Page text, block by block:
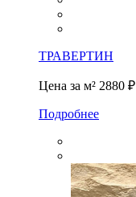
ТРАВЕРТИН
Цена за м² 2880 ₽
Подробнее